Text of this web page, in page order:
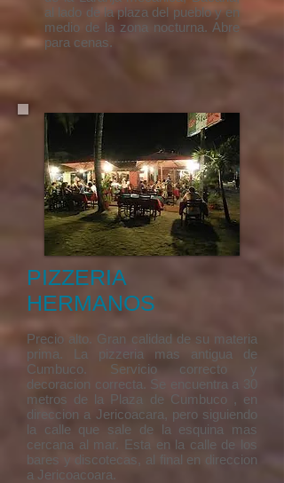
al lado de la plaza del pueblo y en
medio de la zona nocturna. Abre
para cenas.
PIZZERIA
HERMANOS
​Precio alto. Gran calidad de su materia
prima. La pizzeria mas antigua de
Cumbuco. Servicio correcto y
decoracion correcta. Se encuentra a 30
metros de la Plaza de Cumbuco , en
direccion a Jericoacara, pero siguiendo
la calle que sale de la esquina mas
cercana al mar. Esta en la calle de los
bares y discotecas, al final en direccion
a Jericoacoara.